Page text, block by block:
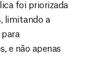
foi priorizada
limitando a
para
e não apenas